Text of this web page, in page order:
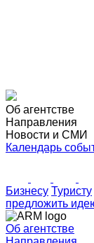
Об агентстве
Направления
Новости и СМИ
Календарь
Бизнесу Туристу
предложить
Об агентстве